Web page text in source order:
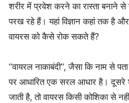
शरीर में प्रवेश करने का रास्ता बनाने
परख रहे हैं। यहां विज्ञान कहां तक ​​है
वायरस को कैसे रोक सकते हैं?
‘‘वायरल नाकाबंदी’’, जैसा कि नाम से
पर आधारित एक सरल आधार है। दूसरे
जाती है, तो वायरस किसी कोशिका से